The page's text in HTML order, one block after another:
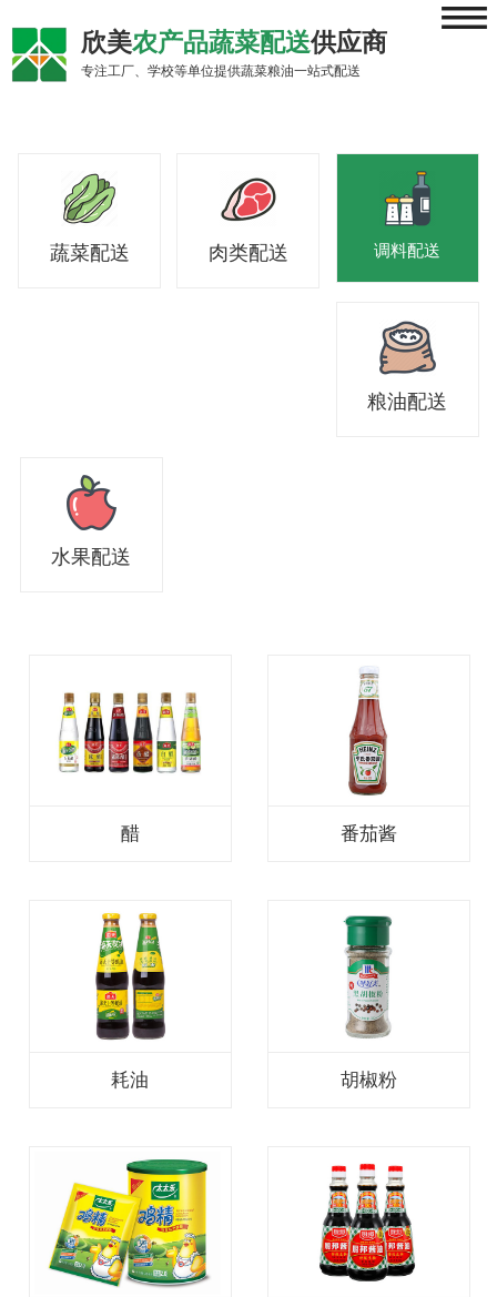
欣美农产品蔬菜配送供应商
专注工厂、学校等单位提供蔬菜粮油一站式配送
≡
蔬菜配送 肉类配送 调料配送
粮油配送
水果配送
醋 番茄酱
耗油 胡椒粉